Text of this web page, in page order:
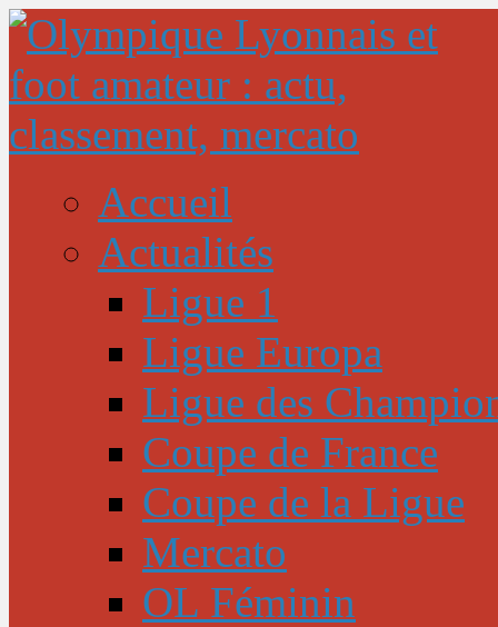
Accueil
Actualités
Ligue 1
Ligue Europa
Ligue des
Coupe de France
Coupe de la Ligue
Mercato
OL Féminin